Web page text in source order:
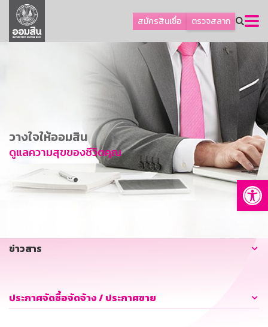
สมัครสินเชื่อ ตรวจสลาก
ลูกค้าธุรกิจ
ลูกค้าผู้ประกอบรายย่อย
การพัฒนาที่ยั่งยืน
ข่าวสาร
บริการทางการเงิน
อื่นๆ
วางใจให้ออมสิน
ดูแลความสุขของชีวิตคุณ
ข่าวสาร
ประกาศจัดซื้อจัดจ้าง / ประกาศขาย